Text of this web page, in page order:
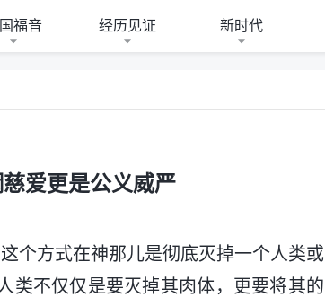
福音 经历见证 新时代
爱更是公义威严
个方式在神那儿是彻底灭掉一个人类或
类不仅仅是要灭掉其肉体，更要将其的